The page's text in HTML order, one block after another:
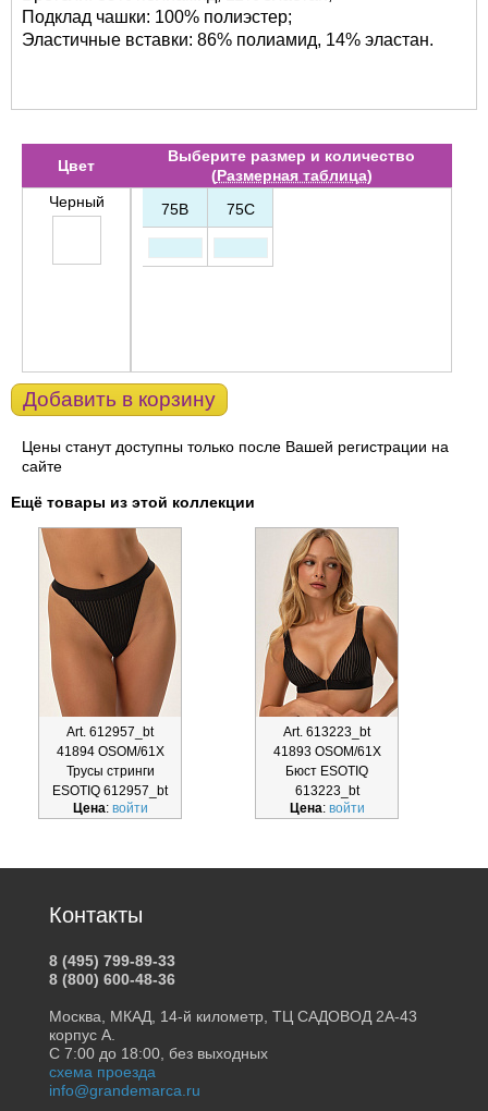
Подклад чашки: 100% полиэстер;
Эластичные вставки: 86% полиамид, 14% эластан.
Цвет
Выберите размер и количество
(Размерная таблица)
Черный
75B 75C
Добавить в корзину
Цены станут доступны только после Вашей регистрации на
сайте
Ещё товары из этой коллекции
Art. 612957_bt
41894 OSOM/61X
Трусы стринги
ESOTIQ 612957_bt
Цена: войти
Art. 613223_bt
41893 OSOM/61X
Бюст ESOTIQ
613223_bt
Цена: войти
Контакты
8 (495) 799-89-33
8 (800) 600-48-36
Москва, МКАД, 14-й километр, ТЦ САДОВОД 2А-43
корпус А.
С 7:00 до 18:00, без выходных
схема проезда
info@grandemarca.ru